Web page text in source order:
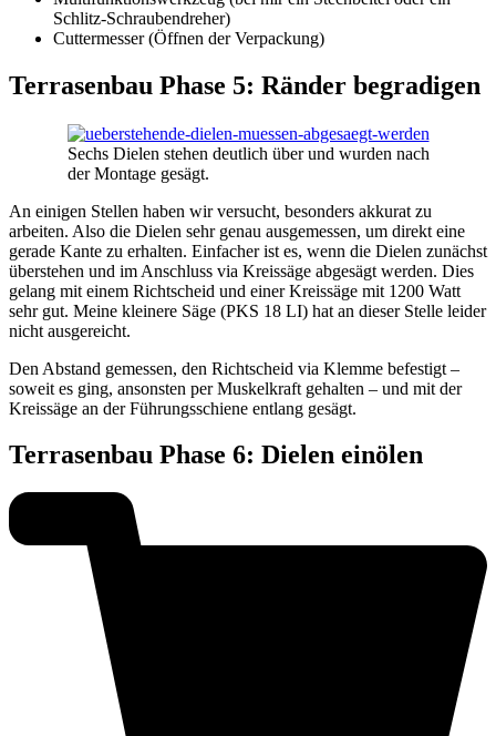
Schlitz-Schraubendreher)
Cuttermesser (Öffnen der Verpackung)
Terrasenbau Phase 5: Ränder begradigen
Sechs Dielen stehen deutlich über und wurden nach
der Montage gesägt.
An einigen Stellen haben wir versucht, besonders akkurat zu
arbeiten. Also die Dielen sehr genau ausgemessen, um direkt eine
gerade Kante zu erhalten. Einfacher ist es, wenn die Dielen zunächst
überstehen und im Anschluss via Kreissäge abgesägt werden. Dies
gelang mit einem Richtscheid und einer Kreissäge mit 1200 Watt
sehr gut. Meine kleinere Säge (PKS 18 LI) hat an dieser Stelle leider
nicht ausgereicht.
Den Abstand gemessen, den Richtscheid via Klemme befestigt –
soweit es ging, ansonsten per Muskelkraft gehalten – und mit der
Kreissäge an der Führungsschiene entlang gesägt.
Terrasenbau Phase 6: Dielen einölen